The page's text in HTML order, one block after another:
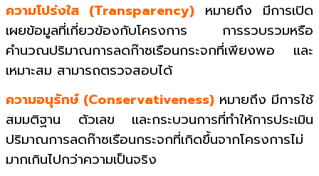
ความโปร่งใส (Transparency) หมายถึง มีการเปิด
เผยข้อมูลที่เกี่ยวข้องกับโครงการ การรวบรวมหรือ
คำนวณปริมาณการลดก๊าซเรือนกระจกที่เพียงพอ และ
เหมาะสม สามารถตรวจสอบได้
ความอนุรักษ์ (Conservativeness) หมายถึง มีการใช้
สมมติฐาน ตัวเลข และกระบวนการที่ทำให้การประเมิน
ปริมาณการลดก๊าซเรือนกระจกที่เกิดขึ้นจากโครงการไม่
มากเกินไปกว่าความเป็นจริง